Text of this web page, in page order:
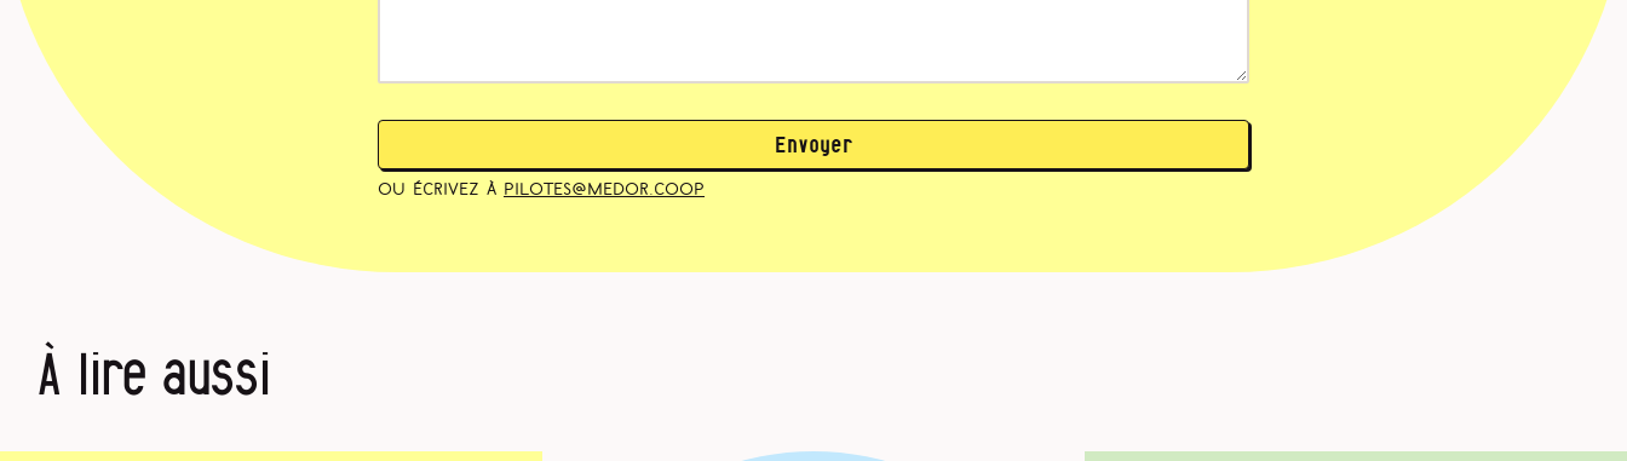
Envoyer
ou écrivez à pilotes@medor.coop
À lire aussi